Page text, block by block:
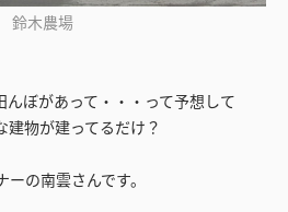
鈴木農場
んぼがあって・・・って予想して
建物が建ってるだけ？
の南雲さんです。